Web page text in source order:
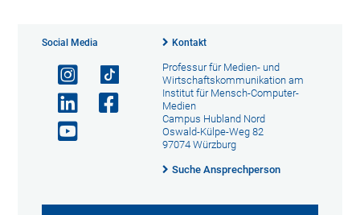
Social Media Kontakt
Professur für Medien- und
Wirtschaftskommunikation am
Institut für Mensch-Computer-
Medien
Campus Hubland Nord
Oswald-Külpe-Weg 82
97074 Würzburg
Suche Ansprechperson